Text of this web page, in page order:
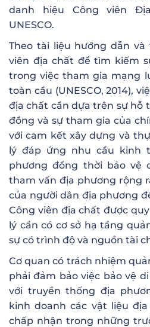
danh hiệu Công viên
UNESCO.
Theo tài liệu hướng dẫn
viên địa chất để tìm kiếm
trong việc tham gia mạng
toàn cầu (UNESCO, 2014),
địa chất cần dựa trên sự hỗ
đồng và sự tham gia của
với cam kết xây dựng và
lý đáp ứng nhu cầu kinh
phương đồng thời bảo vệ
tham vấn địa phương rộng
của người dân địa phương
Công viên địa chất được
lý cần có cơ sở hạ tầng
sự có trình độ và nguồn tài
Cơ quan có trách nhiệm
phải đảm bảo việc bảo vệ
với truyền thống địa
kinh doanh các vật liệu
chấp nhận trong những